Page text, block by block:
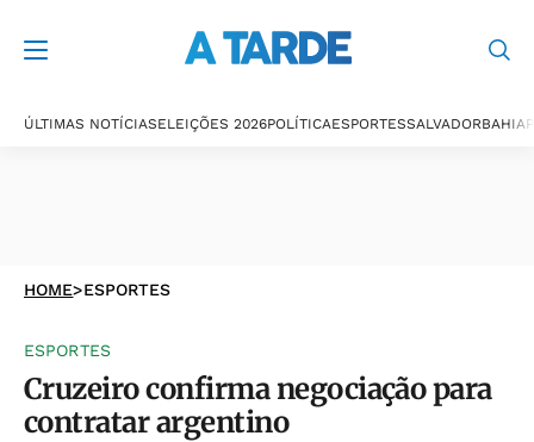
ÚLTIMAS NOTÍCIASELEIÇÕES 2026POLÍTICAESPORTESSALVADORBAHIA
HOME>ESPORTES
ESPORTES
Cruzeiro confirma negociação para
contratar argentino